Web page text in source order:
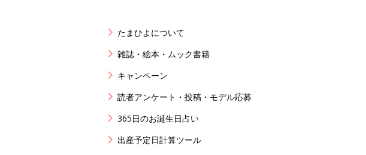
たまひよについて
雑誌・絵本・ムック書籍
キャンペーン
読者アンケート・投稿・モデル応募
365日のお誕生日占い
出産予定日計算ツール